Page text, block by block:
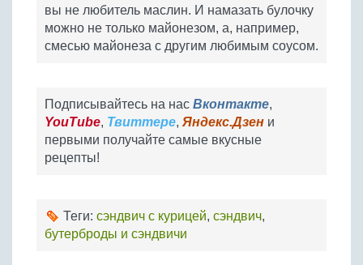
вы не любитель маслин. И намазать булочку
можно не только майонезом, а, например,
смесью майонеза с другим любимым соусом.
Подписывайтесь на нас Вконтакте,
YouTube, Твиттере, Яндекс.Дзен и
первыми получайте самые вкусные
рецепты!
Теги: сэндвич с курицей, сэндвич,
бутерброды и сэндвичи